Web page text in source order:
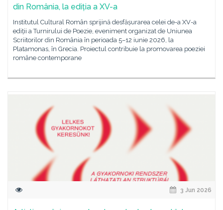
din România, la ediția a XV-a
Institutul Cultural Român sprijină desfășurarea celei de-a XV-a
ediții a Turnirului de Poezie, eveniment organizat de Uniunea
Scriitorilor din România în perioada 5–12 iunie 2026, la
Platamonas, în Grecia. Proiectul contribuie la promovarea poeziei
române contemporane
3 Jun 2026